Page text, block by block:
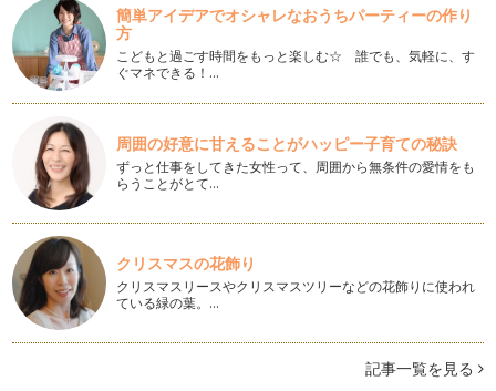
【ママのための自分育てコミュニケーション講座14回目】
「まね上手はコミュニケーション上手」
お子さんとのコミュニケーションが上手になるポイントは4つ
ありましたね。 …
【ママのための自分育てコミュニケーション講座13回目】
「よく見て、観察して、待ってあげよう」
お子さんとのコミュニケーションが上手になるポイントは4つ
あります。 1、 …
【ママのための自分育てコミュニケーション講座12回目】
「胎内記憶の調査」
インナーチャイルド（子どもの頃の記憶）は胎児期から始まっ
ているということに関して、胎内記憶…
【ママのための自分育てコミュニケーション講座11回目】
「胎児は知っている」
私たちの記憶は誕生からだけではなく、生まれる前のお母さん
簡単アイデアでオシャレなおうちパーティーの作り
方
こどもと過ごす時間をもっと楽しむ☆ 誰でも、気軽に、す
ぐマネできる！…
周囲の好意に甘えることがハッピー子育ての秘訣
ずっと仕事をしてきた女性って、周囲から無条件の愛情をも
らうことがとて…
クリスマスの花飾り
クリスマスリースやクリスマスツリーなどの花飾りに使われ
ている緑の葉。…
記事一覧を見る